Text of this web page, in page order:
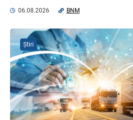
MIA Plăți Instant:
05.08.2026
Proiectul de lege
de credit pentru
rezidențiale,
interesate
04.08.2026
06.08.2026 BNM
Știri